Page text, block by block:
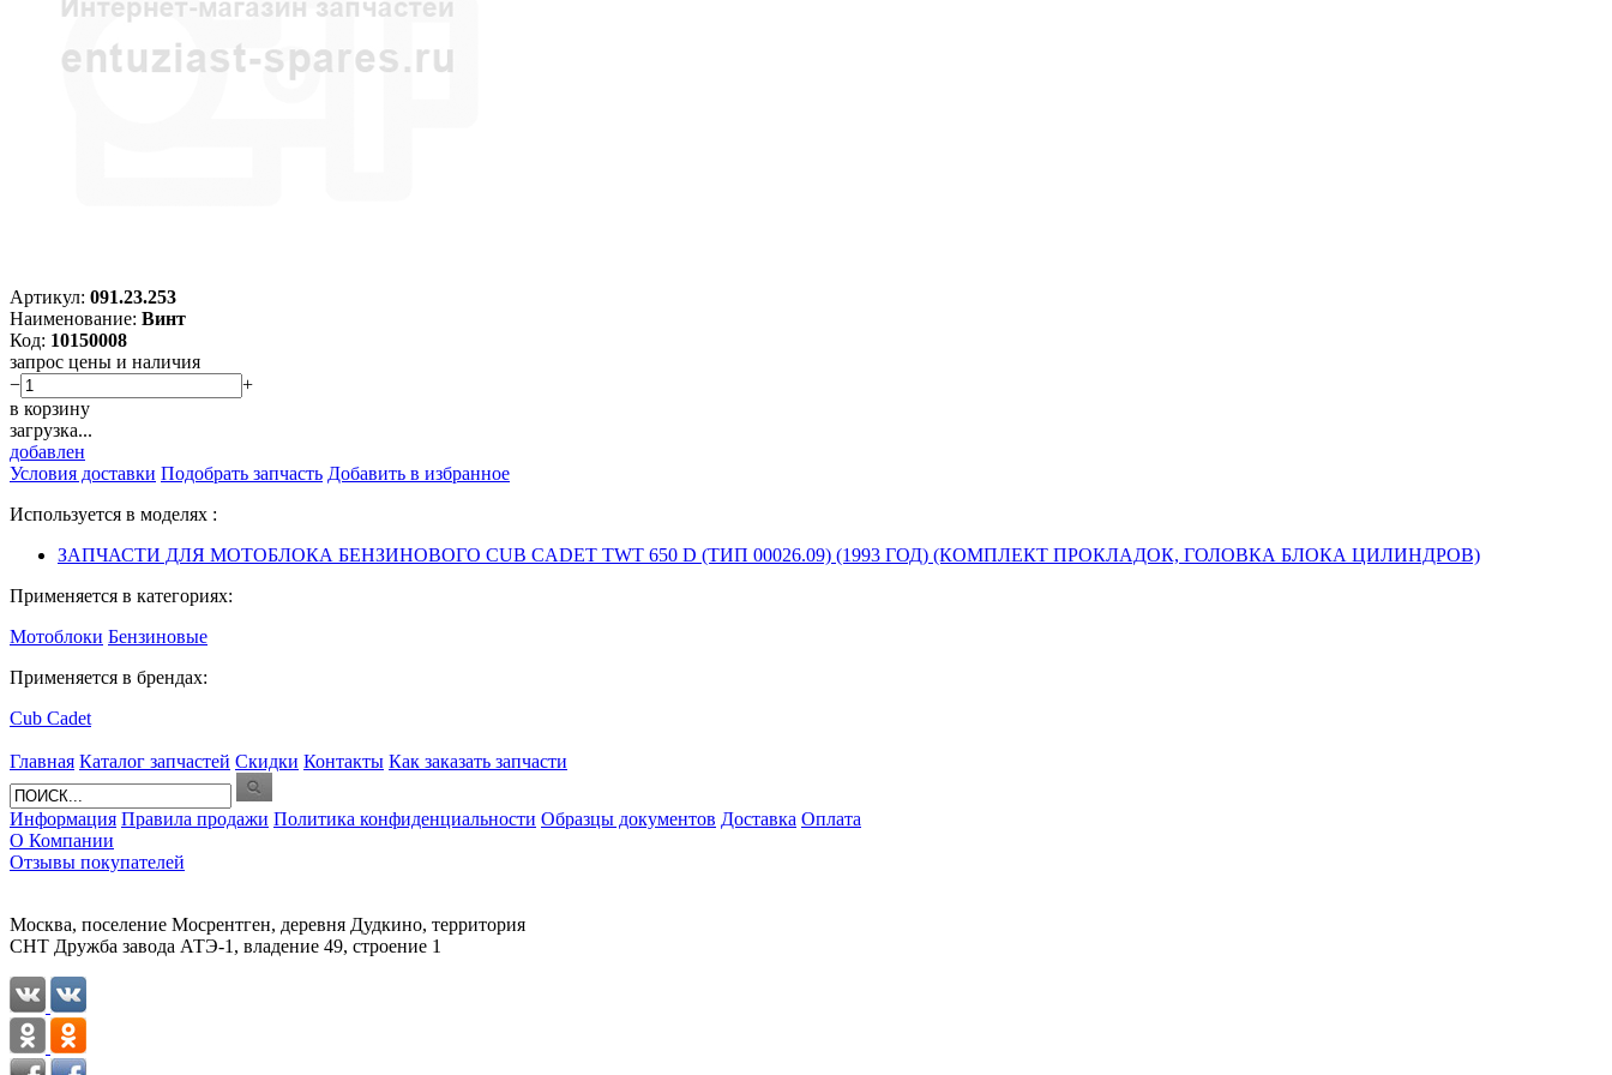
Артикул: 091.23.253
Наименование: Винт
Код: 10150008
запрос цены и наличия
−
+
в корзину
загрузка...
добавлен
Условия доставки Подобрать запчасть Добавить в избранное
Используется в моделях :
ЗАПЧАСТИ ДЛЯ МОТОБЛОКА БЕНЗИНОВОГО CUB CADET TWT 650 D (ТИП 00026.09) (1993 ГОД) (КОМПЛЕКТ ПРОКЛАДОК, ГОЛОВКА БЛОКА ЦИЛИНДРОВ)
Применяется в категориях:
Мотоблоки Бензиновые
Применяется в брендах:
Cub Cadet
Главная Каталог запчастей Скидки Контакты Как заказать запчасти
Информация Правила продажи Политика конфиденциальности Образцы документов Доставка Оплата
О Компании
Отзывы покупателей
Москва, поселение Мосрентген, деревня Дудкино, территория
СНТ Дружба завода АТЭ-1, владение 49, строение 1